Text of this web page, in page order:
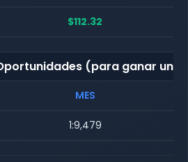
$112.32
(para ganar
MES
1:9,479